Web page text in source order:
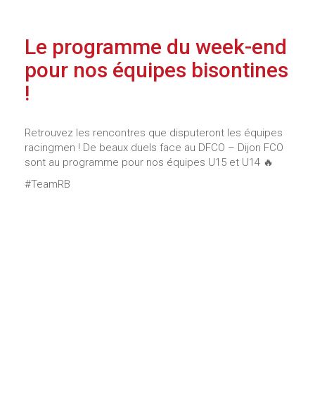
Le programme du week-end
pour nos équipes bisontines
!
Retrouvez les rencontres que disputeront les équipes
racingmen ! De beaux duels face au DFCO – Dijon FCO
sont au programme pour nos équipes U15 et U14 🔥
#TeamRB